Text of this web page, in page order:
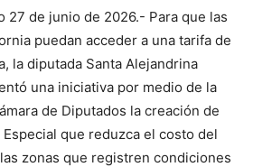
27 de junio de 2026.- Para que las
puedan acceder a una tarifa de
la diputada Santa Alejandrina
una iniciativa por medio de la
de Diputados la creación de
que reduzca el costo del
zonas que registren condiciones